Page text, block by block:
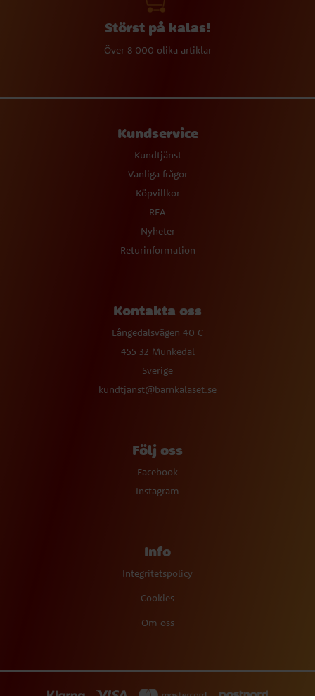
Störst på kalas!
Över 8 000 olika artiklar
Kundservice
Kundtjänst
Vanliga frågor
Köpvillkor
REA
Nyheter
Returinformation
Kontakta oss
Långedalsvägen 40 C
455 32 Munkedal
Sverige
kundtjanst@barnkalaset.se
Följ oss
Facebook
Instagram
Info
Integritetspolicy
Cookies
Om oss